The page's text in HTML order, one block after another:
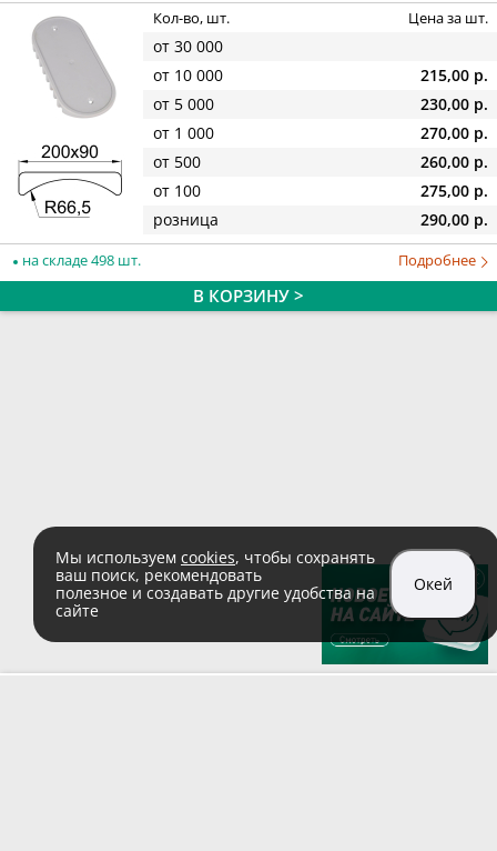
Кол-во, шт. Цена за шт.
от 30 000
от 10 000
215,00 р.
от 5 000
230,00 р.
от 1 000
270,00 р.
от 500
260,00 р.
от 100
275,00 р.
розница
290,00 р.
на складе 498 шт. Подробнее
В КОРЗИНУ >
Мы используем cookies, чтобы сохранять
ваш поиск, рекомендовать
полезное и создавать другие удобства на
сайте
Окей